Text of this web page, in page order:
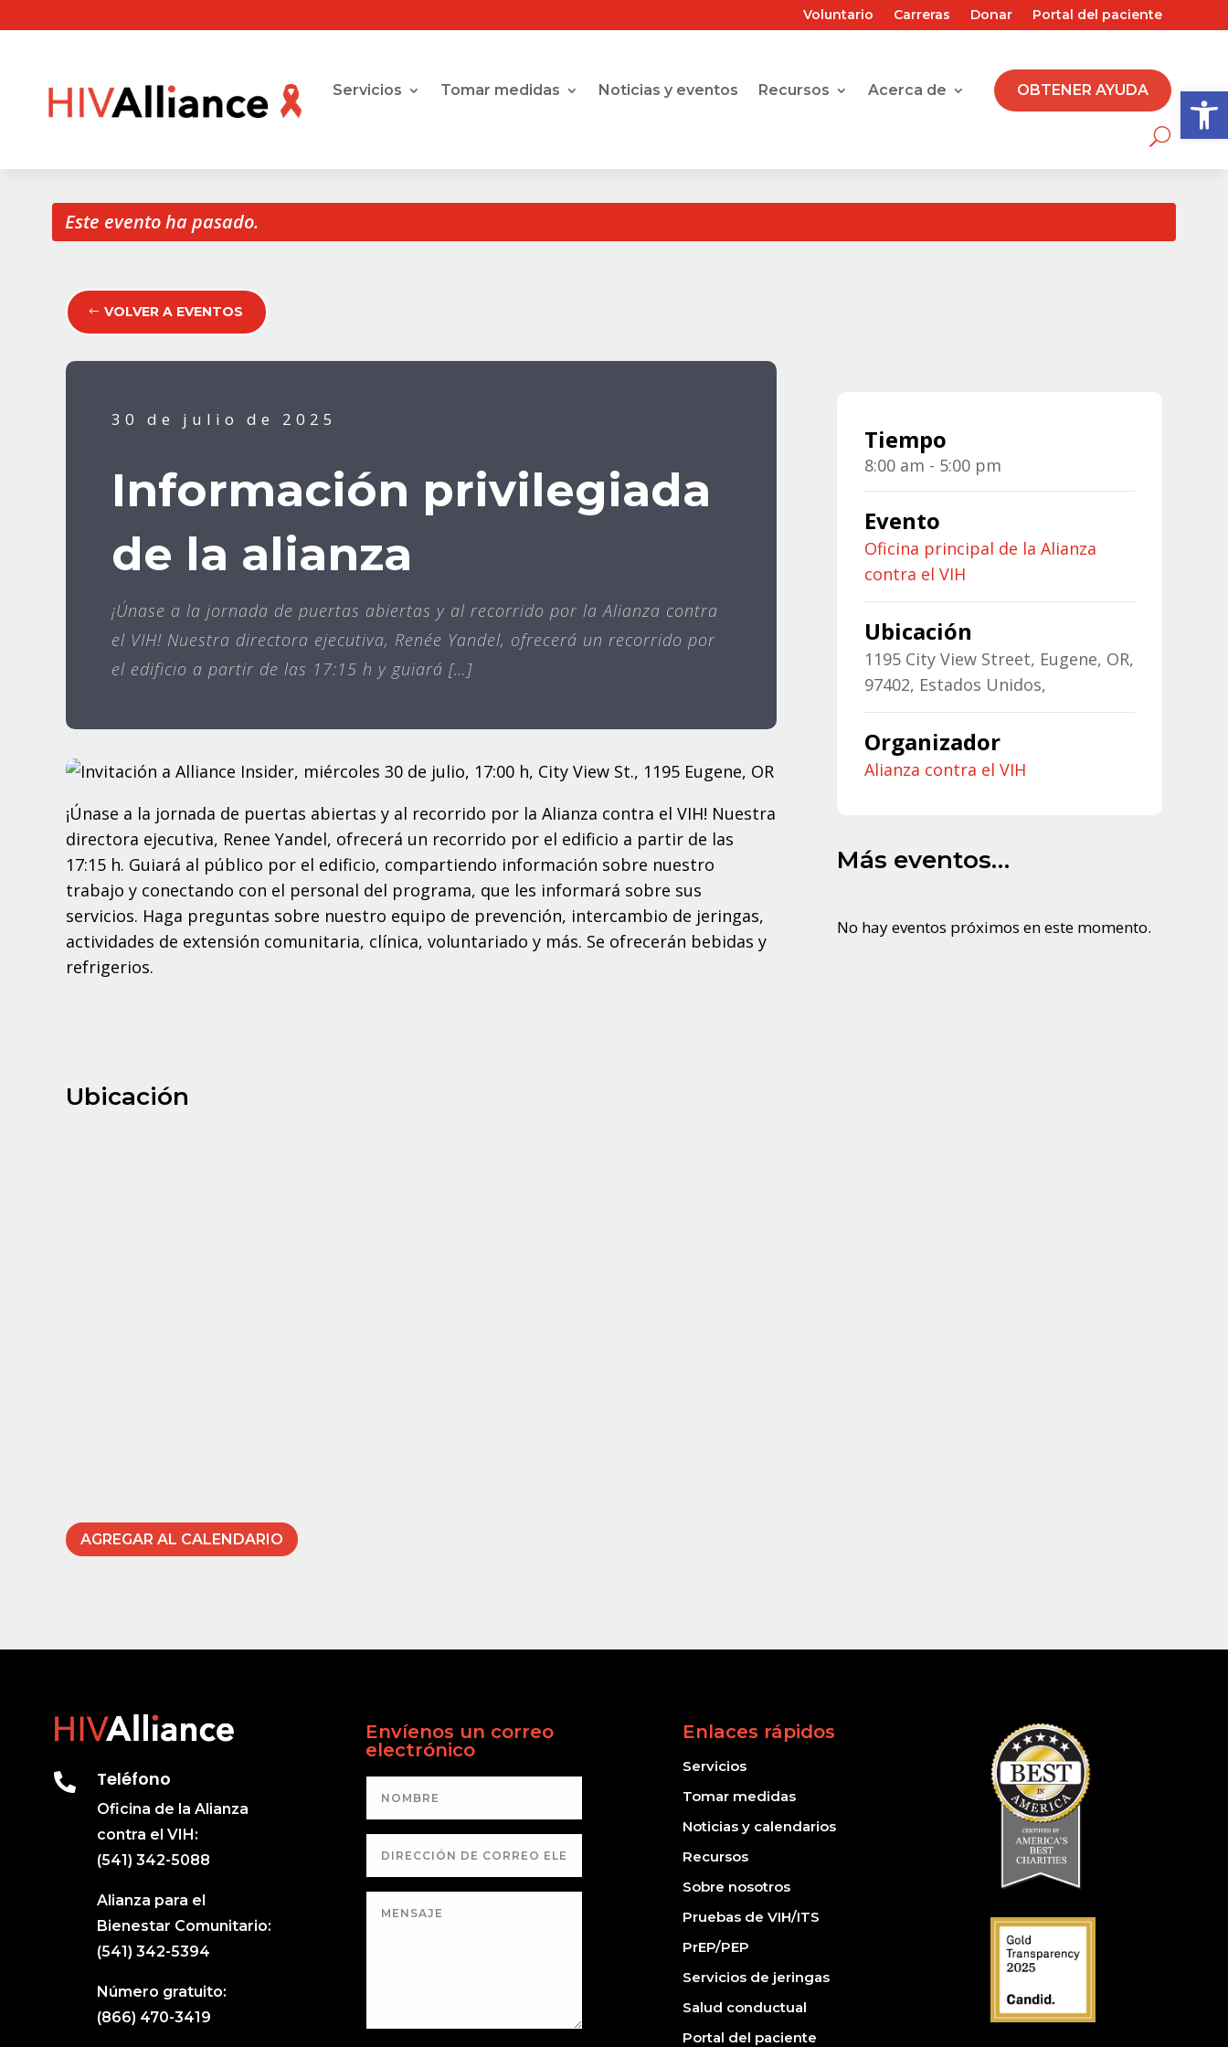
Abrir
Voluntario Carreras Donar Portal del paciente
Servicios Tomar medidas Noticias y eventos Recursos Acerca de OBTENER AYUDA
Este evento ha pasado.
VOLVER A EVENTOS
30 de julio de 2025
Información privilegiada
de la alianza
¡Únase a la jornada de puertas abiertas y al recorrido por la Alianza contra
el VIH! Nuestra directora ejecutiva, Renée Yandel, ofrecerá un recorrido por
el edificio a partir de las 17:15 h y guiará […]
¡Únase a la jornada de puertas abiertas y al recorrido por la Alianza contra el VIH! Nuestra
directora ejecutiva, Renee Yandel, ofrecerá un recorrido por el edificio a partir de las
17:15 h. Guiará al público por el edificio, compartiendo información sobre nuestro
trabajo y conectando con el personal del programa, que les informará sobre sus
servicios. Haga preguntas sobre nuestro equipo de prevención, intercambio de jeringas,
actividades de extensión comunitaria, clínica, voluntariado y más. Se ofrecerán bebidas y
refrigerios.
Ubicación
AGREGAR AL CALENDARIO
Tiempo
8:00 am - 5:00 pm
Evento
Oficina principal de la Alianza
contra el VIH
Ubicación
1195 City View Street, Eugene, OR,
97402, Estados Unidos,
Organizador
Alianza contra el VIH
Más eventos…
No hay eventos próximos en este momento.
 Teléfono
Oficina de la Alianza
contra el VIH:
(541) 342-5088
Alianza para el
Bienestar Comunitario:
(541) 342-5394
Número gratuito:
(866) 470-3419
Envíenos un correo
electrónico
Enlaces rápidos
Servicios
Tomar medidas
Noticias y calendarios
Recursos
Sobre nosotros
Pruebas de VIH/ITS
PrEP/PEP
Servicios de jeringas
Salud conductual
Portal del paciente